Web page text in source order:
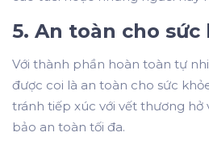
5. An toàn cho sức
Với thành phần hoàn toàn tự
được coi là an toàn cho sức
tránh tiếp xúc với vết thương hở
bảo an toàn tối đa.